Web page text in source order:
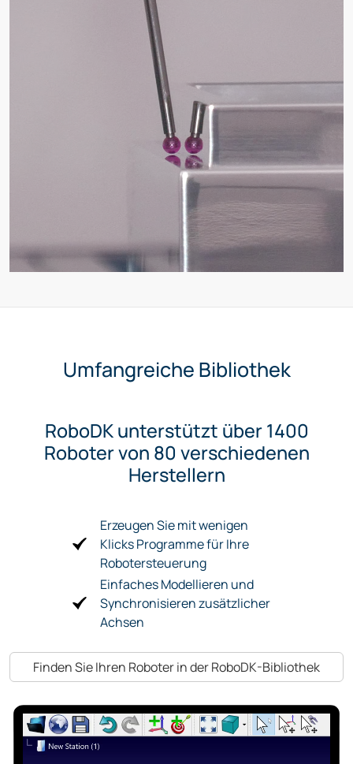
Umfangreiche Bibliothek
RoboDK unterstützt über 1400
Roboter von 80 verschiedenen
Herstellern
Erzeugen Sie mit wenigen
Klicks Programme für Ihre
Robotersteuerung
Einfaches Modellieren und
Synchronisieren zusätzlicher
Achsen
Finden Sie Ihren Roboter in der RoboDK-Bibliothek